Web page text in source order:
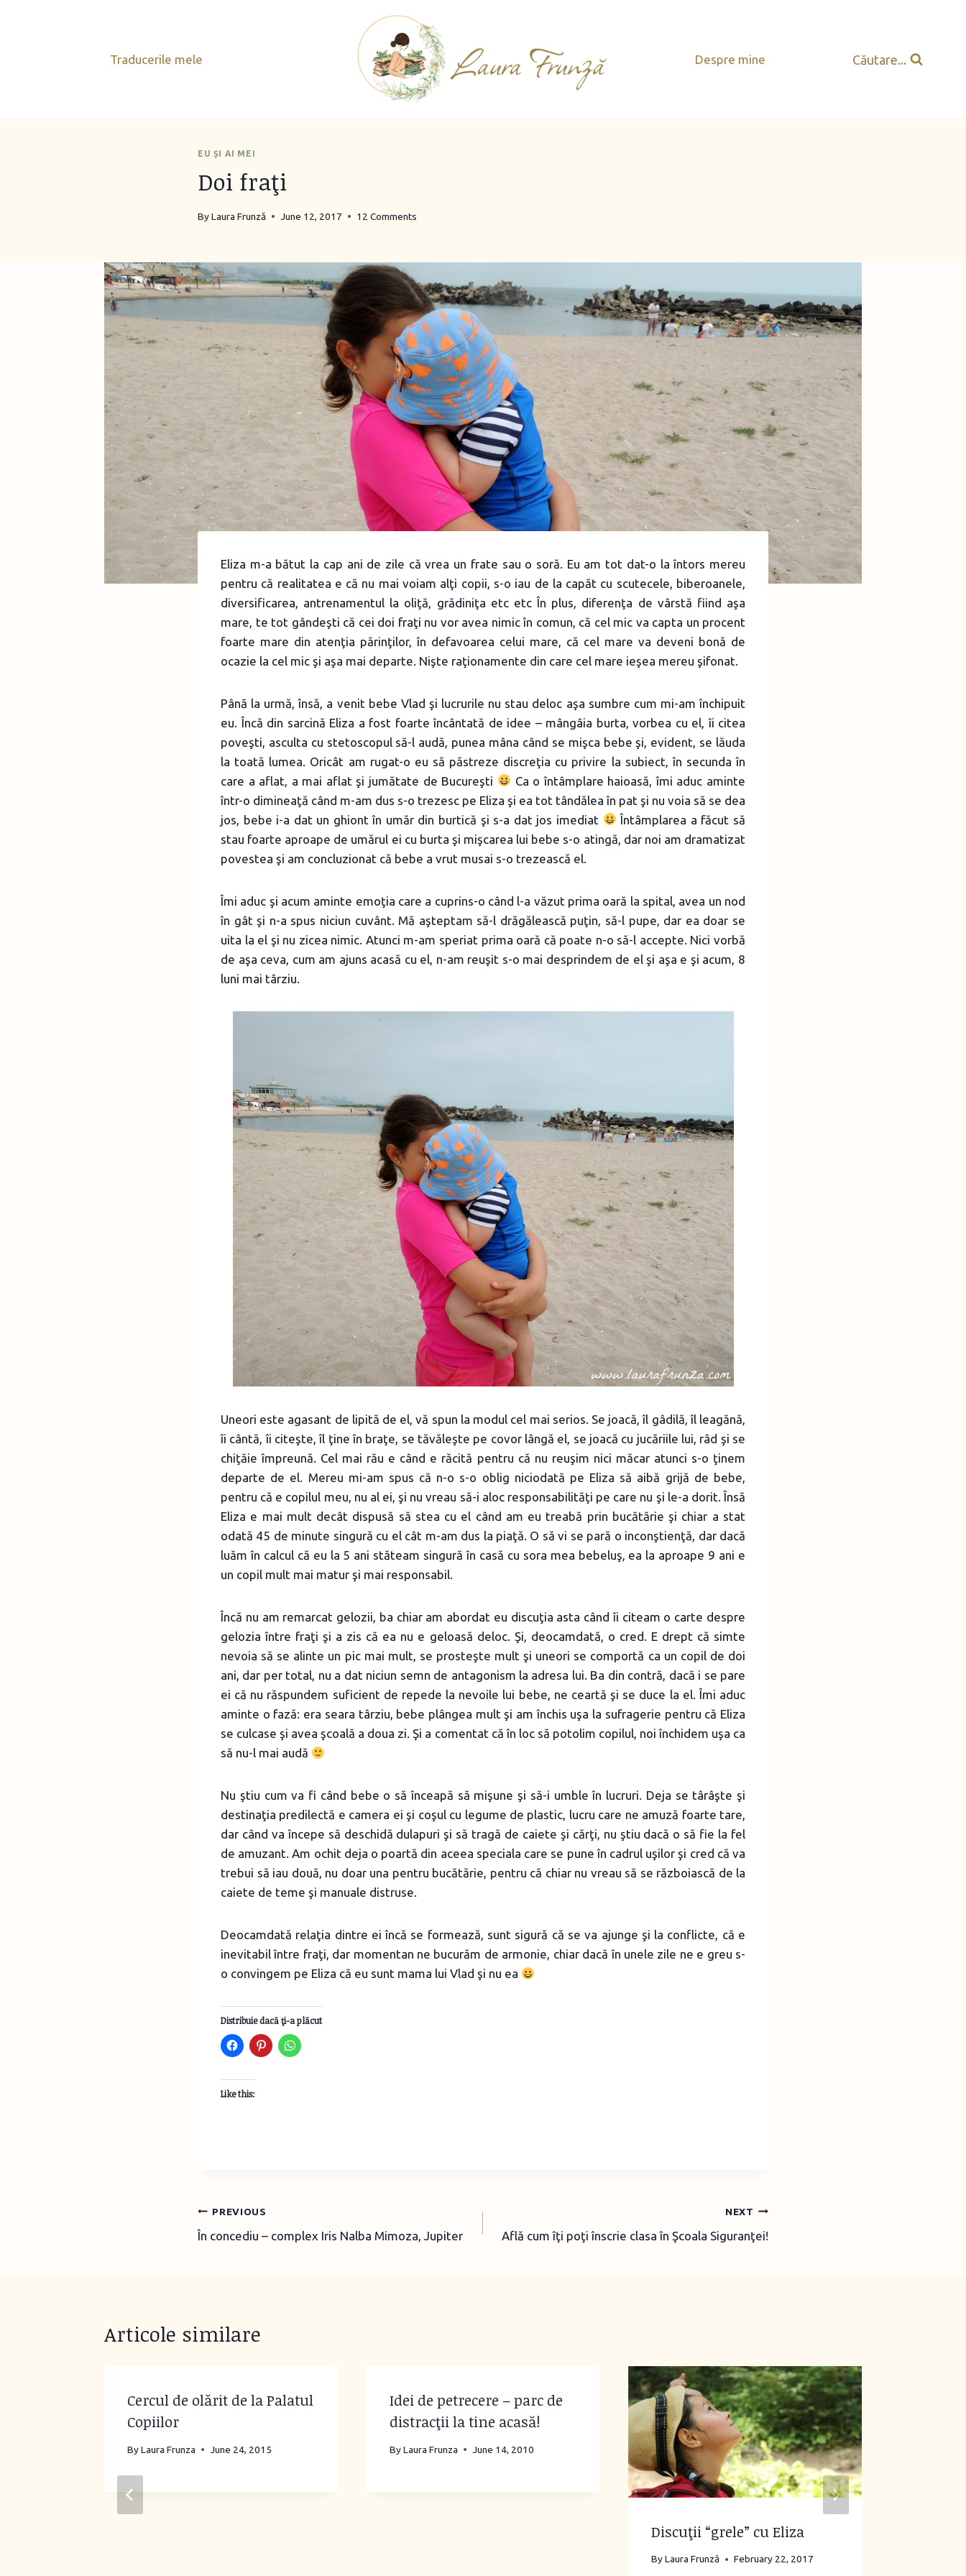
Traducerile mele
Despre mine Căutare...
EU ȘI AI MEI
Doi fraţi
ByLaura Frunză June 12, 2017 12 Comments
Eliza m-a bătut la cap ani de zile că vrea un frate sau o soră. Eu am tot dat-o la întors mereu
pentru că realitatea e că nu mai voiam alţi copii, s-o iau de la capăt cu scutecele, biberoanele,
diversificarea, antrenamentul la oliţă, grădiniţa etc etc În plus, diferenţa de vârstă fiind aşa
mare, te tot gândeşti că cei doi fraţi nu vor avea nimic în comun, că cel mic va capta un procent
foarte mare din atenţia părinţilor, în defavoarea celui mare, că cel mare va deveni bonă de
ocazie la cel mic şi aşa mai departe. Nişte raţionamente din care cel mare ieşea mereu şifonat.
Până la urmă, însă, a venit bebe Vlad şi lucrurile nu stau deloc aşa sumbre cum mi-am închipuit
eu. Încă din sarcină Eliza a fost foarte încântată de idee – mângâia burta, vorbea cu el, îi citea
poveşti, asculta cu stetoscopul să-l audă, punea mâna când se mişca bebe şi, evident, se lăuda
la toată lumea. Oricât am rugat-o eu să păstreze discreţia cu privire la subiect, în secunda în
care a aflat, a mai aflat şi jumătate de Bucureşti
Ca o întâmplare haioasă, îmi aduc aminte
într-o dimineaţă când m-am dus s-o trezesc pe Eliza şi ea tot tândălea în pat şi nu voia să se dea
jos, bebe i-a dat un ghiont în umăr din burtică şi s-a dat jos imediat
Întâmplarea a făcut să
stau foarte aproape de umărul ei cu burta şi mişcarea lui bebe s-o atingă, dar noi am dramatizat
povestea şi am concluzionat că bebe a vrut musai s-o trezească el.
Îmi aduc şi acum aminte emoţia care a cuprins-o când l-a văzut prima oară la spital, avea un nod
în gât şi n-a spus niciun cuvânt. Mă aşteptam să-l drăgălească puţin, să-l pupe, dar ea doar se
uita la el şi nu zicea nimic. Atunci m-am speriat prima oară că poate n-o să-l accepte. Nici vorbă
de aşa ceva, cum am ajuns acasă cu el, n-am reuşit s-o mai desprindem de el şi aşa e şi acum, 8
luni mai târziu.
Uneori este agasant de lipită de el, vă spun la modul cel mai serios. Se joacă, îl gâdilă, îl leagănă,
îi cântă, îi citeşte, îl ţine în braţe, se tăvăleşte pe covor lângă el, se joacă cu jucăriile lui, râd şi se
chiţăie împreună. Cel mai rău e când e răcită pentru că nu reuşim nici măcar atunci s-o ţinem
departe de el. Mereu mi-am spus că n-o s-o oblig niciodată pe Eliza să aibă grijă de bebe,
pentru că e copilul meu, nu al ei, şi nu vreau să-i aloc responsabilităţi pe care nu şi le-a dorit. Însă
Eliza e mai mult decât dispusă să stea cu el când am eu treabă prin bucătărie şi chiar a stat
odată 45 de minute singură cu el cât m-am dus la piaţă. O să vi se pară o inconştienţă, dar dacă
luăm în calcul că eu la 5 ani stăteam singură în casă cu sora mea bebeluş, ea la aproape 9 ani e
un copil mult mai matur şi mai responsabil.
Încă nu am remarcat gelozii, ba chiar am abordat eu discuţia asta când îi citeam o carte despre
gelozia între fraţi şi a zis că ea nu e geloasă deloc. Şi, deocamdată, o cred. E drept că simte
nevoia să se alinte un pic mai mult, se prosteşte mult şi uneori se comportă ca un copil de doi
ani, dar per total, nu a dat niciun semn de antagonism la adresa lui. Ba din contră, dacă i se pare
ei că nu răspundem suficient de repede la nevoile lui bebe, ne ceartă şi se duce la el. Îmi aduc
aminte o fază: era seara târziu, bebe plângea mult şi am închis uşa la sufragerie pentru că Eliza
se culcase şi avea şcoală a doua zi. Şi a comentat că în loc să potolim copilul, noi închidem uşa ca
să nu-l mai audă
Nu ştiu cum va fi când bebe o să înceapă să mişune şi să-i umble în lucruri. Deja se târâşte şi
destinaţia predilectă e camera ei şi coşul cu legume de plastic, lucru care ne amuză foarte tare,
dar când va începe să deschidă dulapuri şi să tragă de caiete şi cărţi, nu ştiu dacă o să fie la fel
de amuzant. Am ochit deja o poartă din aceea speciala care se pune în cadrul uşilor şi cred că va
trebui să iau două, nu doar una pentru bucătărie, pentru că chiar nu vreau să se războiască de la
caiete de teme şi manuale distruse.
Deocamdată relaţia dintre ei încă se formează, sunt sigură că se va ajunge şi la conflicte, că e
inevitabil între fraţi, dar momentan ne bucurăm de armonie, chiar dacă în unele zile ne e greu s-
o convingem pe Eliza că eu sunt mama lui Vlad şi nu ea
Distribuie dacă ţi-a plăcut
Like this:
Post
navigation
PREVIOUS
În concediu – complex Iris Nalba Mimoza, Jupiter
NEXT
Află cum îţi poţi înscrie clasa în Şcoala Siguranţei!
Articole similare
Cercul de olărit de la Palatul
Copiilor
ByLaura Frunza June 24, 2015
Idei de petrecere – parc de
distracţii la tine acasă!
By Laura Frunza June 14, 2010
Discuţii “grele” cu Eliza
By Laura Frunză February 22, 2017